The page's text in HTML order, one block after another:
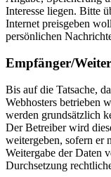
Interesse liegen. Bitte
Internet preisgeben
persönlichen
Empfänger/
Bis auf die Tatsache,
Webhosters betrieben
werden grundsätzlich
Der Betreiber wird
weitergeben, sofern er
Weitergabe der Daten
Durchsetzung